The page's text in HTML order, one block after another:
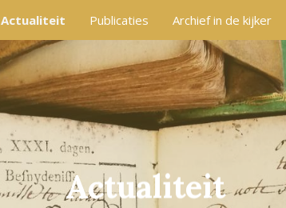
Actualiteit Publicaties Archief in de kijker
Actualiteit